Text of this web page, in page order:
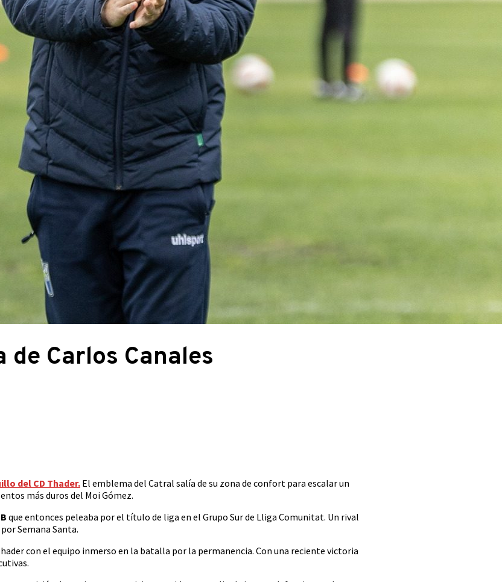
Carlos Canales
del CD Thader. El emblema del Catral salía de su zona de confort para escalar un
más duros del Moi Gómez.
que entonces peleaba por el título de liga en el Grupo Sur de Lliga Comunitat. Un rival
Semana Santa.
con el equipo inmerso en la batalla por la permanencia. Con una reciente victoria